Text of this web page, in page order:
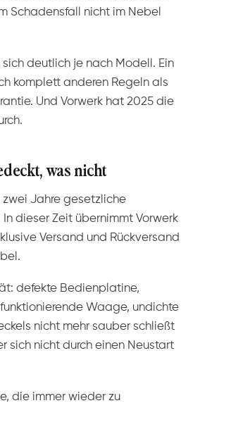
Schadensfall nicht im Nebel
deutlich je nach Modell. Ein
komplett anderen Regeln als
Und Vorwerk hat 2025 die
was nicht
Jahre gesetzliche
dieser Zeit übernimmt Vorwerk
Versand und Rückversand
defekte Bedienplatine,
Waage, undichte
nicht mehr sauber schließt
sich nicht durch einen Neustart
die immer wieder zu